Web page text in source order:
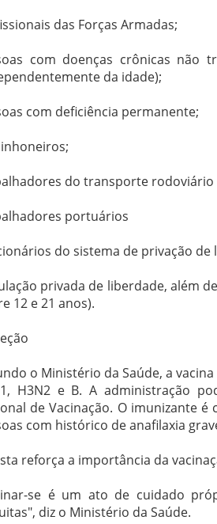
das Forças Armadas;
com doenças crônicas não
da idade);
com deficiência permanente;
do transporte
portuários
do sistema de privação de
privada de liberdade, além
12 e 21 anos).
o Ministério da Saúde, a
H3N2 e B. A administração
de Vacinação. O imunizante
com histórico de anafilaxia
reforça a importância da
se é um ato de cuidado
diz o Ministério da Saúde.